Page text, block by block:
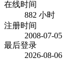
在线时间
882 小时
注册时间
2008-07-05
最后登录
2026-08-06